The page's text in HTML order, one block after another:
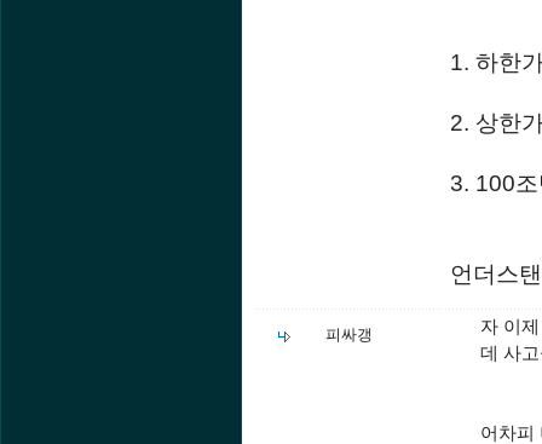
1. 하한
2. 상한
3. 100
언더스
피싸갱
자 이
데 사
어차피